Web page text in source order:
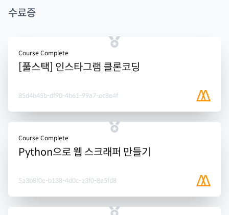
수료증
Course Complete
[풀스택] 인스타그램 클론코딩
85d4b45b-df90-4b61-99a7-ec8e4f
Course Complete
Python으로 웹 스크래퍼 만들기
5a3b8f0e-b138-4d0c-a3f0-8e5fd8